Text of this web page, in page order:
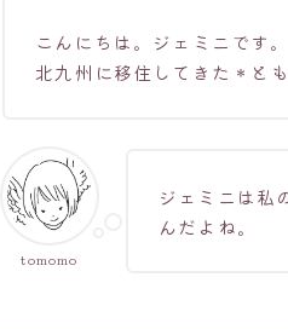
こんにちは。ジェミニです。
北九州に移住してきた＊と
tomomo
ジェミニは私
んだよね。